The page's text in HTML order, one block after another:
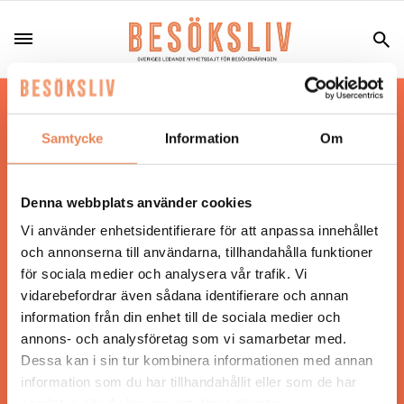
Samtycke Information Om
Denna webbplats använder cookies
Vi använder enhetsidentifierare för att anpassa innehållet
och annonserna till användarna, tillhandahålla funktioner
för sociala medier och analysera vår trafik. Vi
vidarebefordrar även sådana identifierare och annan
information från din enhet till de sociala medier och
annons- och analysföretag som vi samarbetar med.
Dessa kan i sin tur kombinera informationen med annan
information som du har tillhandahållit eller som de har
Hos oss läser du landets mest uppdaterade
nyheter och snackisar inom besöksnäringen.
Besöksliv i sin tryckta form är ett affärsmagasin
Tidningen ges ut avVisita
ANSVARIG UTGIVARE
Jonas Siljhammar
UPPHOVSRÄTT